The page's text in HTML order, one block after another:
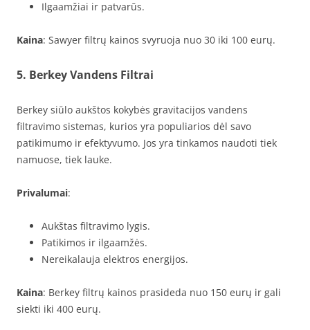
Ilgaamžiai ir patvarūs.
Kaina: Sawyer filtrų kainos svyruoja nuo 30 iki 100 eurų.
5. Berkey Vandens Filtrai
Berkey siūlo aukštos kokybės gravitacijos vandens
filtravimo sistemas, kurios yra populiarios dėl savo
patikimumo ir efektyvumo. Jos yra tinkamos naudoti tiek
namuose, tiek lauke.
Privalumai:
Aukštas filtravimo lygis.
Patikimos ir ilgaamžės.
Nereikalauja elektros energijos.
Kaina: Berkey filtrų kainos prasideda nuo 150 eurų ir gali
siekti iki 400 eurų.